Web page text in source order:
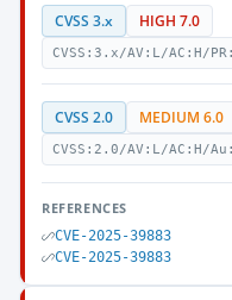
CVSS 3.x HIGH 7.0
CVSS:3.x/AV:L/AC:H/
CVSS 2.0 MEDIUM 6.0
CVSS:2.0/AV:L/AC:H/
REFERENCES
CVE-2025-39883
CVE-2025-39883